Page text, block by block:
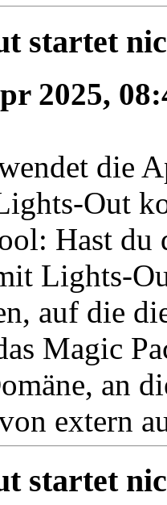
startet
2025,
die
Out
Hast du
Lights-
auf die
Magic
an
extern
startet